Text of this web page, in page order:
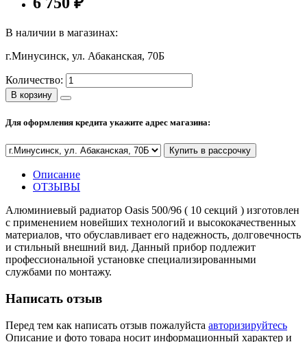
Новости и Акции
Оплата и доставка
Сервис-центр
Адреса Сервис-центров
Обмен и возврат товара
Вакансии
В наличии в магазинах:
г.Минусинск, ул. Абаканская, 70Б
Количество:
В корзину
Для оформления кредита укажите адрес магазина:
Купить в рассрочку
Описание
ОТЗЫВЫ
Алюминиевый радиатор Oasis 500/96 ( 10 секций ) изготовлен
с применением новейших технологий и высококачественных
материалов, что обуславливает его надежность, долговечность
и стильный внешний вид. Данный прибор подлежит
профессиональной установке специализированными
службами по монтажу.
Написать отзыв
Перед тем как написать отзыв пожалуйста авторизируйтесь
Описание и фото товара носит информационный характер и